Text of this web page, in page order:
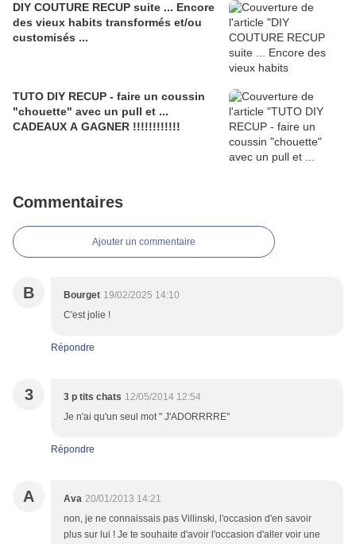
DIY COUTURE RECUP suite ... Encore
des vieux habits transformés et/ou
customisés ...
TUTO DIY RECUP - faire un coussin
"chouette" avec un pull et ...
CADEAUX A GAGNER !!!!!!!!!!!!
Commentaires
Ajouter un commentaire
B Bourget 19/02/2025 14:10
C'est jolie !
Répondre
3 3 p tits chats 12/05/2014 12:54
Je n'ai qu'un seul mot " J'ADORRRRE"
Répondre
A Ava 20/01/2013 14:21
non, je ne connaissais pas Villinski, l'occasion d'en savoir
plus sur lui ! Je te souhaite d'avoir l'occasion d'aller voir une